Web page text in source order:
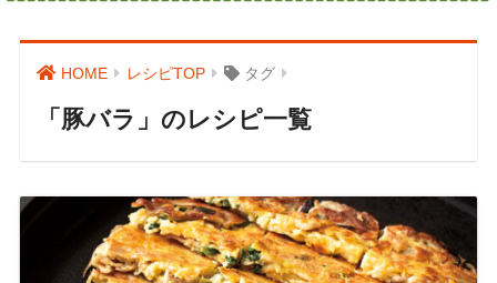
HOME レシピTOP タグ
「豚バラ」のレシピ一覧